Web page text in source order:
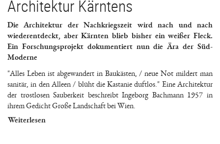
Architektur Kärntens
Die Architektur der Nachkriegszeit wird nach und nach
wiederentdeckt, aber Kärnten blieb bisher ein weißer Fleck.
Ein Forschungsprojekt dokumentiert nun die Ära der Süd-
Moderne
"Alles Leben ist abgewandert in Baukästen, / neue Not mildert man
sanitär, in den Alleen / blüht die Kastanie duftlos." Eine Architektur
der trostlosen Sauberkeit beschreibt Ingeborg Bachmann 1957 in
ihrem Gedicht Große Landschaft bei Wien.
Weiterlesen